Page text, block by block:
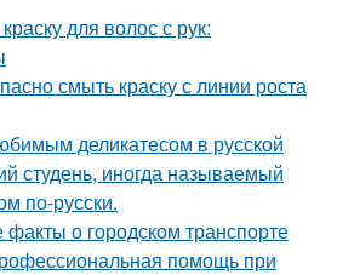
для волос с рук:
смыть краску с линии роста
деликатесом в русской
студень, иногда называемый
по-русски.
о городском транспорте
помощь при